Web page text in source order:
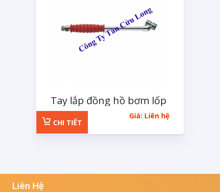
Tay lắp đồng hồ bơm lốp
MADA
Giá: Liên hệ
CHI TIẾT
Liên Hệ